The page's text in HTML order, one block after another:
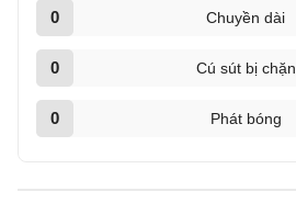
0 Chuyền dài
0 Cú sút bị chặn
0 Phát bóng